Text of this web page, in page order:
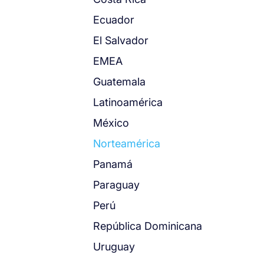
Ecuador
El Salvador
EMEA
Guatemala
Latinoamérica
México
Norteamérica
Panamá
Paraguay
Perú
República Dominicana
Uruguay